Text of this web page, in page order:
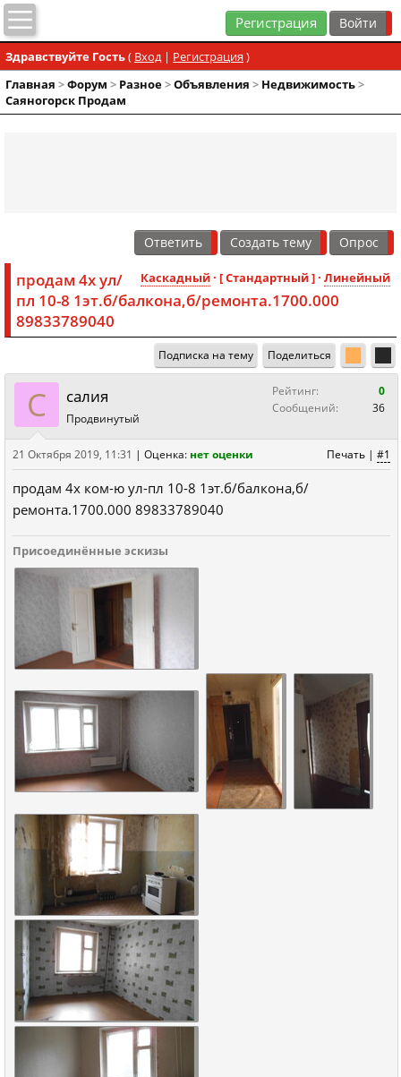
Регистрация
Здравствуйте Гость( Вход| Регистрация )
Главная >Форум > Разное>Объявления > Недвижимость>
Саяногорск Продам
Ответить Создать тему Опрос
Каскадный· [ Стандартный ] · Линейный
продам 4х ул/
пл 10-8 1эт.б/балкона,б/ремонта.1700.000
89833789040
Подписка на тему Поделиться
C cалия
Продвинутый
Рейтинг:
0
Сообщений:
36
Печать | #1
21 Октября 2019, 11:31 | Оценка: нет оценки
продам 4х ком-ю ул-пл 10-8 1эт.б/балкона,б/
ремонта.1700.000 89833789040
Присоединённые эскизы